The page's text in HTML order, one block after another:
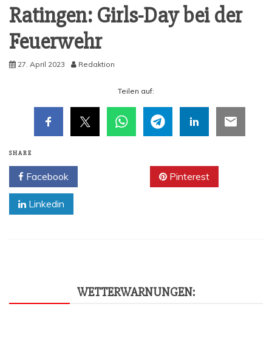
Ratin­gen: Girls-Day bei der
Feuerwehr
27. April 2023 Redaktion
Tei­len auf:
SHARE
Facebook Pinterest
Linkedin
WET­TER­WAR­NUN­GEN: